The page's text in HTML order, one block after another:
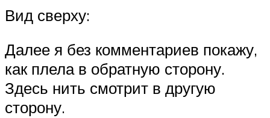
Вид сверху:
Далее я без комментариев покажу,
как плела в обратную сторону.
Здесь нить смотрит в другую
сторону.